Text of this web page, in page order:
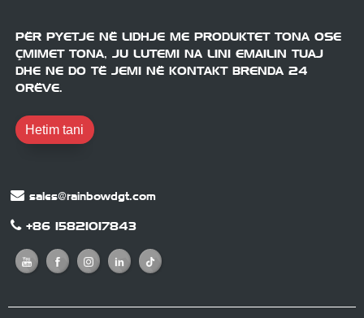
PËR PYETJE NË LIDHJE ME PRODUKTET TONA OSE
ÇMIMET TONA, JU LUTEMI NA LINI EMAILIN TUAJ
DHE NE DO TË JEMI NË KONTAKT BRENDA 24
ORËVE.
Hetim tani
sales@rainbowdgt.com
+86 15821017843